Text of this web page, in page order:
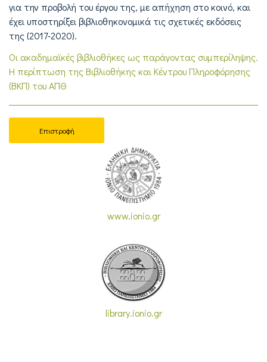
για την προβολή του έργου της, με απήχηση στο κοινό, και
έχει υποστηρίξει βιβλιοθηκονομικά τις σχετικές εκδόσεις
της (2017-2020).
Οι ακαδημαϊκές βιβλιοθήκες ως παράγοντας συμπερίληψης.
Η περίπτωση της Βιβλιοθήκης και Κέντρου Πληροφόρησης
(ΒΚΠ) του ΑΠΘ
Επιστροφή
www.ionio.gr
library.ionio.gr